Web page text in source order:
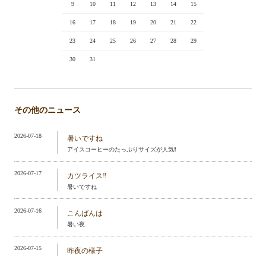
9 10 11 12 13 14 15
16 17 18 19 20 21 22
23 24 25 26 27 28 29
30 31
その他のニュース
2026-07-18 暑いですね
アイスコーヒーのたっぷりサイズが人気❗️
2026-07-17 カツライス‼️
暑いですね
2026-07-16 こんばんは
暑い夜
2026-07-15 昨夜の様子